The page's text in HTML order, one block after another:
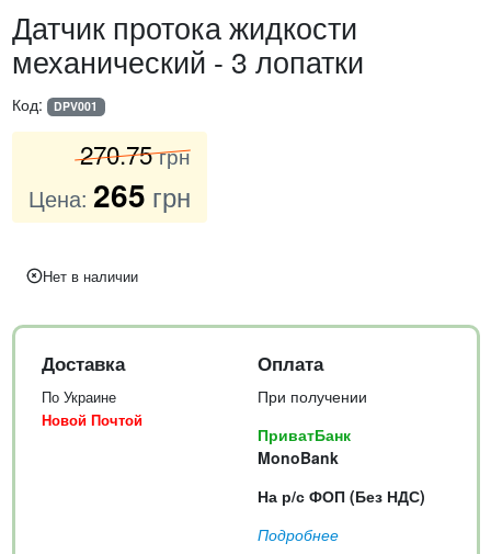
Датчик протока жидкости
механический - 3 лопатки
Код: DPV001
270.75 грн
Цена: 265 грн
Нет в наличии
Доставка
По Украине
Новой Почтой
Оплата
При получении
ПриватБанк
MonoBank
На р/с ФОП (Без НДС)
Подробнее